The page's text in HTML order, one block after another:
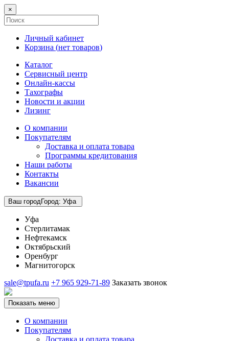
×
Личный кабинет
Корзина (нет товаров)
Каталог
Сервисный центр
Онлайн-кассы
Тахографы
Новости и акции
Лизинг
О компании
Покупателям
Доставка и оплата товара
Программы кредитования
Наши работы
Контакты
Вакансии
Ваш городГород: Уфа
Уфа
Стерлитамак
Нефтекамск
Октябрьский
Оренбург
Магнитогорск
sale@tpufa.ru +7 965 929-71-89 Заказать звонок
Показать меню
О компании
Покупателям
Доставка и оплата товара